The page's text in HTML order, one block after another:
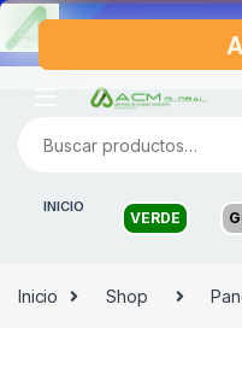
WhatsApp: 55 6915 8817
INICIO
VERDE
Inicio Shop